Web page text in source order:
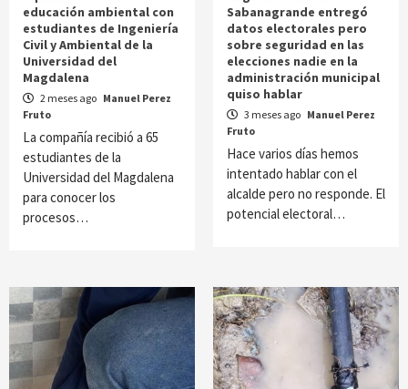
educación ambiental con
estudiantes de Ingeniería
Civil y Ambiental de la
Universidad del
Magdalena
2 meses ago Manuel Perez
Fruto
La compañía recibió a 65
estudiantes de la
Universidad del Magdalena
para conocer los
procesos…
Sabanagrande entregó
datos electorales pero
sobre seguridad en las
elecciones nadie en la
administración municipal
quiso hablar
3 meses ago Manuel Perez
Fruto
Hace varios días hemos
intentado hablar con el
alcalde pero no responde. El
potencial electoral…